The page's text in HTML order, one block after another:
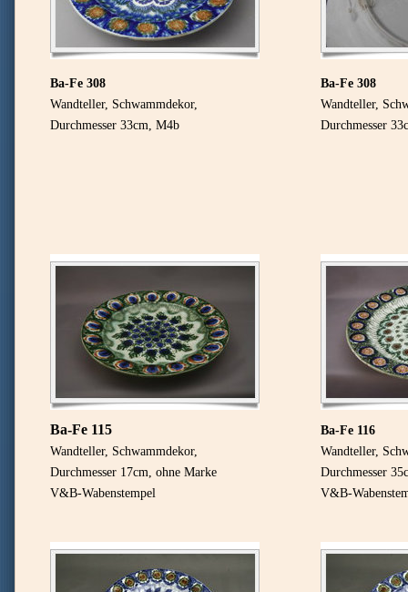
Ba-Fe 308
Wandteller, Schwammdekor,
Durchmesser 33cm, M4b
Ba-Fe 308
Wandteller,
Durchmesser
Ba-Fe 115
Wandteller, Schwammdekor,
Durchmesser 17cm, ohne Marke
V&B-Wabenstempel
Ba-Fe 116
Wandteller,
Durchmesser
V&B-